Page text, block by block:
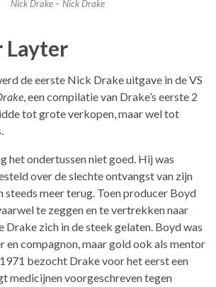
Nick Drake – Nick Drake
Layter
de eerste Nick Drake uitgave in de VS
, een compilatie van Drake’s eerste 2
tot grote verkopen, maar wel tot
het ondertussen niet goed. Hij was
over de slechte ontvangst van zijn
steeds meer terug. Toen producer Boyd
te zeggen en te vertrekken naar
Drake zich in de steek gelaten. Boyd was
en compagnon, maar gold ook als mentor
bezocht Drake voor het eerst een
medicijnen voorgeschreven tegen